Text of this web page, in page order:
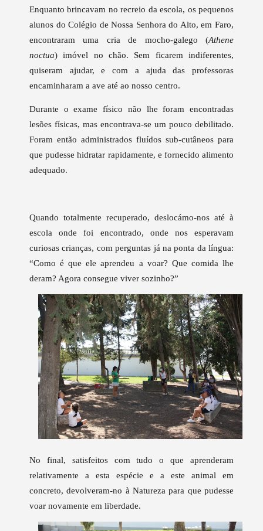
Enquanto brincavam no recreio da escola, os pequenos
alunos do Colégio de Nossa Senhora do Alto, em Faro,
encontraram uma cria de mocho-galego (Athene
noctua) imóvel no chão. Sem ficarem indiferentes,
quiseram ajudar, e com a ajuda das professoras
encaminharam a ave até ao nosso centro.
Durante o exame físico não lhe foram encontradas
lesões físicas, mas encontrava-se um pouco debilitado.
Foram então administrados fluídos sub-cutâneos para
que pudesse hidratar rapidamente, e fornecido alimento
adequado.
Quando totalmente recuperado, deslocámo-nos até à
escola onde foi encontrado, onde nos esperavam
curiosas crianças, com perguntas já na ponta da língua:
“Como é que ele aprendeu a voar? Que comida lhe
deram? Agora consegue viver sozinho?”
No final, satisfeitos com tudo o que aprenderam
relativamente a esta espécie e a este animal em
concreto, devolveram-no à Natureza para que pudesse
voar novamente em liberdade.